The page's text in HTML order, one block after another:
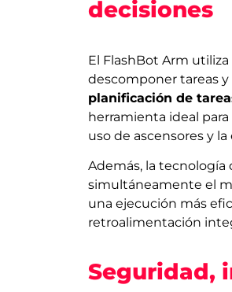
decisiones
El FlashBot Arm
descomponer tareas
planificación de
herramienta ideal
uso de ascensores y
Además, la
simultáneamente el
una ejecución más
retroalimentación
Seguridad,